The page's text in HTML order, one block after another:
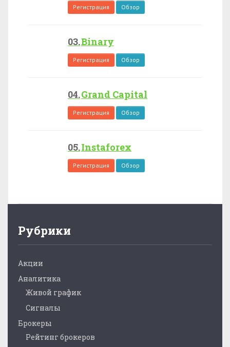
Регистрация Обзор
Binary
Регистрация Обзор
Grand Capital
Регистрация Обзор
Instaforex
Регистрация Обзор
Рубрики
Акции
Аналитика
Живой график
Сигналы
Брокеры
Рейтинг брокеров